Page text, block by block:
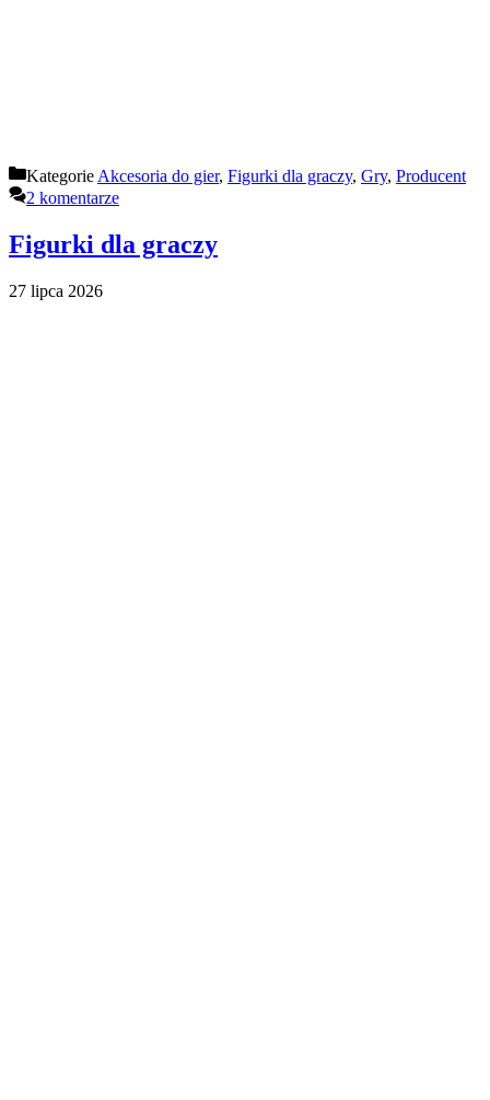
Kategorie Akcesoria do gier, Figurki dla graczy, Gry, Producent
2 komentarze
Figurki dla graczy
27 lipca 2026